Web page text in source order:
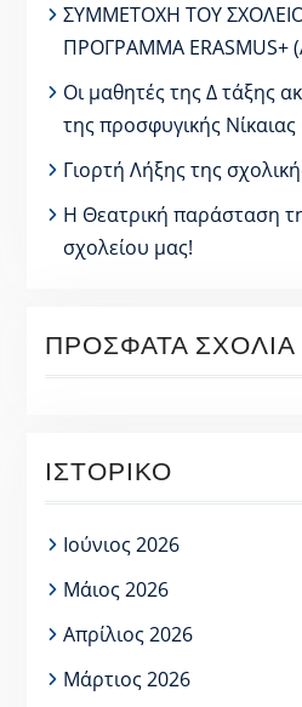
ΣΥΜΜΕΤΟΧΗ ΤΟΥ
ΠΡΟΓΡΑΜΜΑ
Οι μαθητές της Δ τάξης
της προσφυγικής Νίκαιας
Γιορτή Λήξης της
Η Θεατρική παράσταση
σχολείου μας!
ΠΡΌΣΦΑΤΑ ΣΧΌΛΙΑ
ΙΣΤΟΡΙΚΌ
Ιούνιος 2026
Μάιος 2026
Απρίλιος 2026
Μάρτιος 2026